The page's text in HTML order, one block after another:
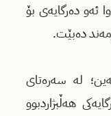
ئەو دەرگایەی بۆ
دەبێت.
لە سەرەتای
هەڵبژاردبوو